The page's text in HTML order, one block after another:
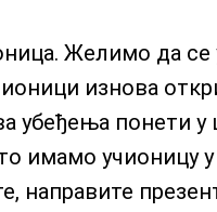
Желимо да
изнова
убеђења понети у
имамо учионицу
направите